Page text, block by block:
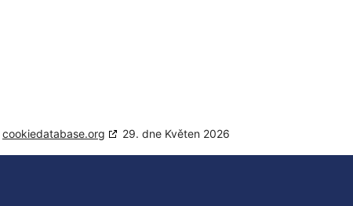
cookiedatabase.org 29. dne Květen 2026